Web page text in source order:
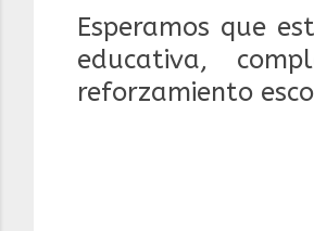
Esperamos que
educativa,
reforzamiento